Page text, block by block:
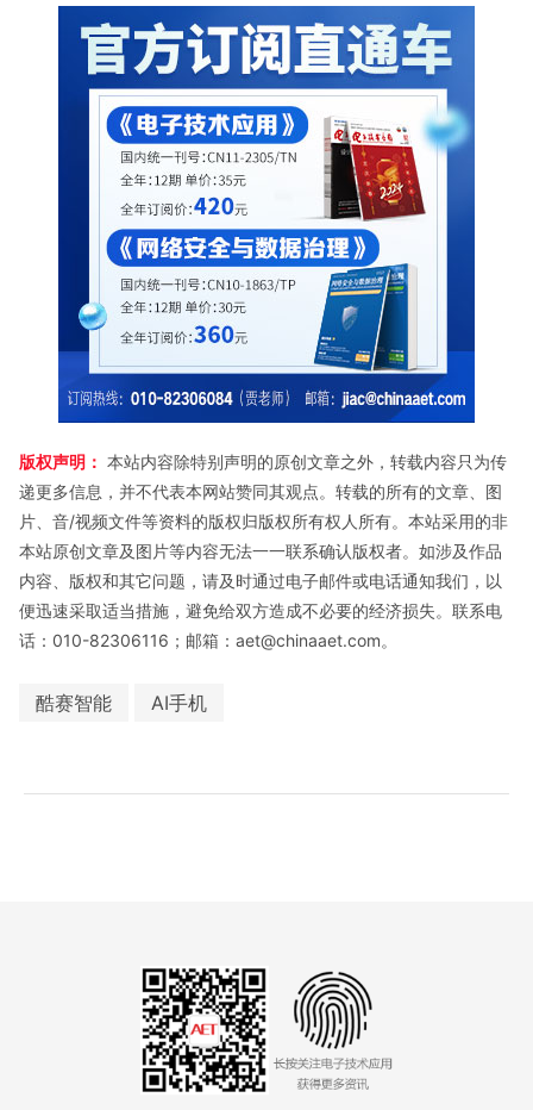
版权声明： 本站内容除特别声明的原创文章之外，转载内容只为传
递更多信息，并不代表本网站赞同其观点。转载的所有的文章、图
片、音/视频文件等资料的版权归版权所有权人所有。本站采用的非
本站原创文章及图片等内容无法一一联系确认版权者。如涉及作品
内容、版权和其它问题，请及时通过电子邮件或电话通知我们，以
便迅速采取适当措施，避免给双方造成不必要的经济损失。联系电
话：010-82306116；邮箱：aet@chinaaet.com。
酷赛智能 AI手机